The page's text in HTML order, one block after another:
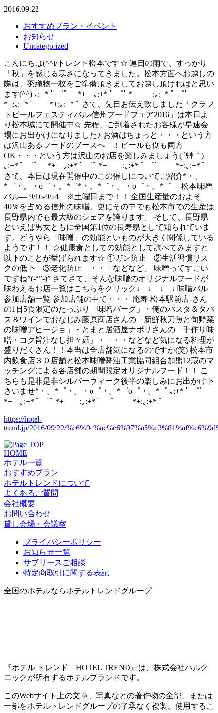
2016.09.22
おすすめプラン・イベント
お知らせ
Uncategorized
こんにちは(^^)/トレンド松本です☆ 連日の雨で、すっかり
「秋」を感じる寒さになってきました。松本方面へお越しの
際は、羽織物一枚をご準備頂きましてお越し頂ければと思い
ます(^^) ｡:+* ﾟ ゜ﾟ *+ ｡:+* ﾟ ゜ﾟ *+ :｡:+* ﾟ ゜ﾟ
*+:｡:+* ﾟ *+:｡:+* ﾟ さて、先日お伝え致しました「クラフ
トビールフェスティバル/信州フードフェア2016」は本日よ
り松本城にて開催中☆ 先程、ご到着されたお客様が早速会
場にお出かけになりました♪ お酒はちょっと・・・という方
は沢山あるフードのブースへ！！ビールも食も両方
OK・・・という方は沢山のお店を楽しみましょう( ´艸｀)
｡:+* ﾟ ゜ﾟ *+ ｡:+* ﾟ ゜ﾟ *+ :｡:+* ﾟ ゜ﾟ *+:｡:+* ﾟ
さて、本日は現在開催中のこの催しについてご紹介*・。
*゜・。・o゜・。*゜*・。*゜・。・o゜・。*゜ ―松本味噌
バル― 9/16-9/24 ※土曜日まで！！ 全国生産量のおよそ
40％を占める信州の味噌。更にその中でも松本市での生産は
長野県内でも最大級のシェアを誇ります。 そして、長野県
といえば男女ともに全国第1位の長寿県として知られていま
す。どうやら「味噌」の効能といものが大きく関係している
ようです！！ ☆健康食としての効能として調べてみますと
以下のことが挙げられます☆ ①ガン防止 ②生活習慣リス
クの低下 ③老化防止 ・・・などなど。 味噌ってすごい
ですね”(-“”-)” さてさて、そんな味噌のオリジナルフードが
味わえるお店一覧はこちらをクリック↓ ↓ ↓ ↓ 味噌バル
参加店舗一覧 参加店舗の中で・・・ 庵寿-松本駅前店-さん
の1日5食限定のたっぷり「味噌バーグ」・俺のパスタ＆タパ
ス＆ワインでおなじみ藤原商店さんの「新鮮秋刀魚と旬野菜
の味噌アヒージョ」・とまと居酒屋ナポリさんの「手作り味
噌・コク旨汁なし担々麺」・・・・などなど気になる料理が
盛りだくさん！！本当は全店舗気になるのですが(笑) 松本市
内飲食店３０店舗と松本味噌醤油工業協同組合加盟12蔵のマ
ッチングによる各店舗の期間限定オリジナルフード！！ こ
ちらも是非是非シルバーウィーク後半の楽しみにお出かけ下
さいませ*・。*゜・。・o゜・。*゜o゜・。*゜ ｡:+* ﾟ ゜ﾟ
*+ ｡:+* ﾟ ゜ﾟ *+ :｡:+* ﾟ ゜ﾟ *+:｡:+* ﾟ
https://hotel-
trend.jp/2016/09/22/
HOME
ホテル一覧
おすすめプラン
ホテルトレンドについて
よくあるご質問
会社概要
お問い合わせ
貸し会場・会議室
プライバシーポリシー
お知らせ一覧
サブリースご相談
特定商取引に関する表記
全国のホテルならホテルトレンドグループ
『ホテル トレンド HOTEL TREND』は、株式会社ハルク
ニックが所有するホテルブランドです。
このWebサイト上の文章、写真などの著作物の全部、または
一部をホテルトレンドグループの了承なく複製、使用するこ